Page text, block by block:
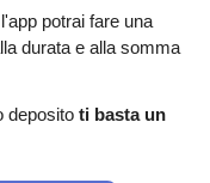
potrai fare una
durata e alla somma
deposito ti basta un